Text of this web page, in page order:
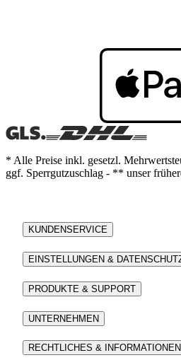
* Alle Preise inkl. gesetzl.
ggf. Sperrgutzuschlag - ** unser
KUNDENSERVICE
EINSTELLUNGEN &
PRODUKTE & SUPPORT
UNTERNEHMEN
RECHTLICHES & INFORMATIONEN